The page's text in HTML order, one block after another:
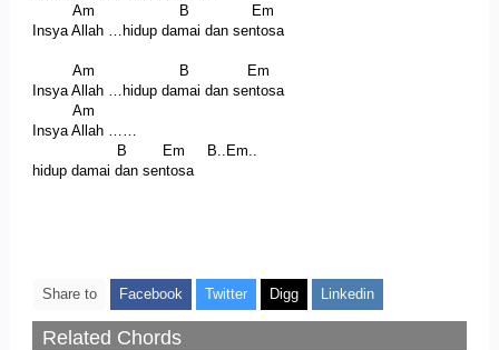
Am B Em
Insya Allah …hidup damai dan sentosa
Am B Em
Insya Allah …hidup damai dan sentosa
Am
Insya Allah ……
B Em B..Em..
hidup damai dan sentosa
Share to Facebook Twitter Digg Linkedin
Related Chords